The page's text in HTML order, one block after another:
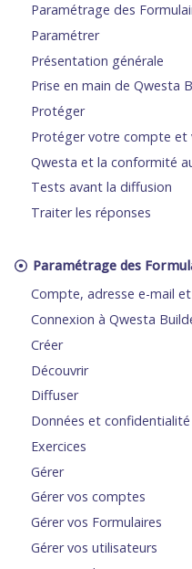
Paramétrage des
Paramétrer
Présentation générale
Prise en main de Qwesta
Protéger
Protéger votre compte et
Qwesta et la conformité
Tests avant la diffusion
Traiter les réponses
Paramétrage des
Compte, adresse e-mail
Connexion à Qwesta
Créer
Découvrir
Diffuser
Données et confidentialité
Exercices
Gérer
Gérer vos comptes
Gérer vos Formulaires
Gérer vos utilisateurs